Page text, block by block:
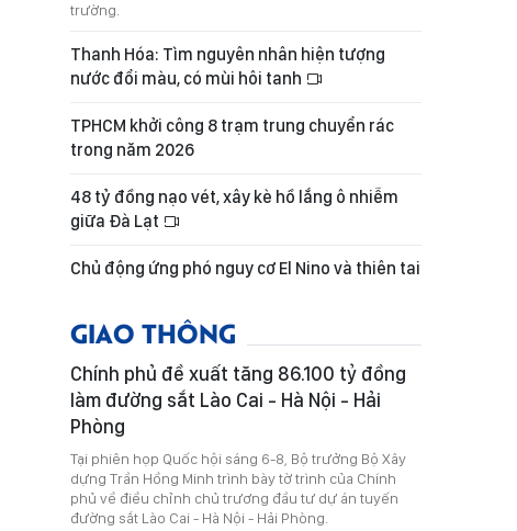
trường.
Thanh Hóa: Tìm nguyên nhân hiện tượng
nước đổi màu, có mùi hôi tanh
TPHCM khởi công 8 trạm trung chuyển rác
trong năm 2026
48 tỷ đồng nạo vét, xây kè hồ lắng ô nhiễm
giữa Đà Lạt
Chủ động ứng phó nguy cơ El Nino và thiên tai
GIAO THÔNG
Chính phủ đề xuất tăng 86.100 tỷ đồng
làm đường sắt Lào Cai - Hà Nội - Hải
Phòng
Tại phiên họp Quốc hội sáng 6-8, Bộ trưởng Bộ Xây
dựng Trần Hồng Minh trình bày tờ trình của Chính
phủ về điều chỉnh chủ trương đầu tư dự án tuyến
đường sắt Lào Cai - Hà Nội - Hải Phòng.